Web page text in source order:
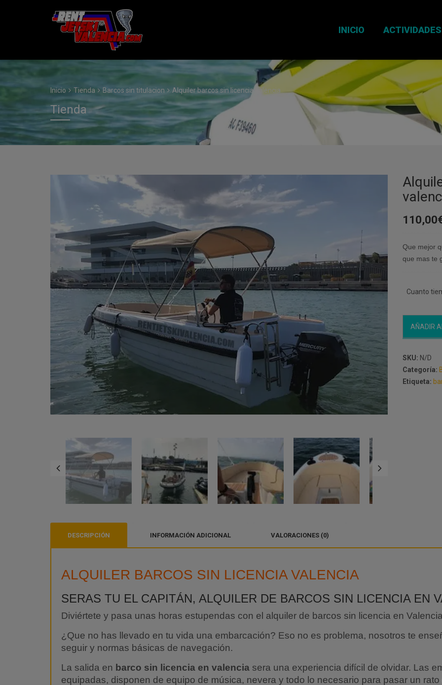
INICIO ACTIVIDADES
Inicio Tienda Barcos sin titulacion Alquiler barcos sin licencia valencia
Tienda
110,00
Que mejor
que mas te
Cuanto
licencia
valencia
cantidad
AÑADIR
SKU: N/D
Categoría:
Etiqueta:
DESCRIPCIÓN INFORMACIÓN ADICIONAL VALORACIONES (0)
ALQUILER BARCOS SIN LICENCIA VALENCIA
SERAS TU EL CAPITÁN, ALQUILER DE BARCOS SIN LICENCIA EN
Diviértete y pasa unas horas estupendas con el alquiler de barcos sin licencia en
¿Que no has llevado en tu vida una embarcación? Eso no es problema, nosotros te
seguir y normas básicas de navegación.
La salida en barco sin licencia en valencia sera una experiencia difícil de olvidar. Las
equipadas, disponen de equipo de música, nevera y todo lo necesario para pasar un